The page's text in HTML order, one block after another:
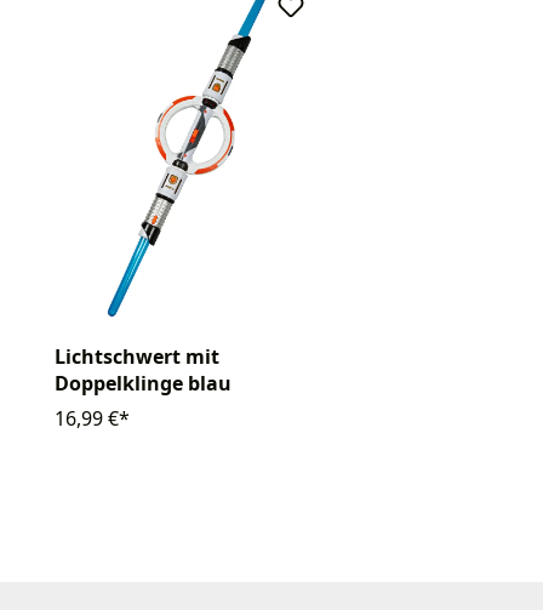
Lichtschwert mit
Doppelklinge blau
16,99 €*